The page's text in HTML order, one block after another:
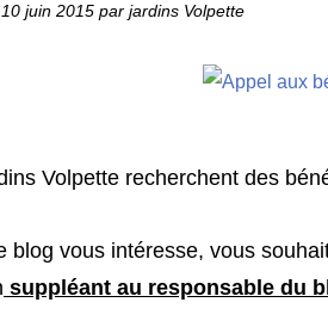
10 juin 2015 par jardins Volpette
Volpette recherchent des
blog vous intéresse, vous
suppléant au responsable du